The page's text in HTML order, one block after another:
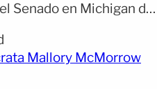
Senado en Michigan dio
anunciara la
a menos de un mes de
partido. La decisión
Mallory McMorrow